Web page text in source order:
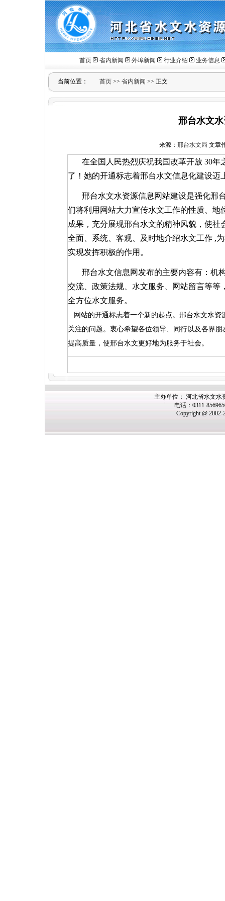
首页 省内新闻 外埠新闻 行业介绍 业务信息
当前位置： 首页 >> 省内新闻 >> 正文
邢台水文
来源： 邢台水文局 文章
在全国人民热烈庆祝我国改革开放 30年
了！她的开通标志着邢台水文信息化建设迈
邢台水文水资源信息网站建设是强化邢
们将利用网站大力宣传水文工作的性质、
成果，充分展现邢台水文的精神风貌，使
全面、系统、客观、及时地介绍水文工作 ,
实现发挥积极的作用。
邢台水文信息网发布的主要内容有：机
交流、政策法规、水文服务、网站留言等
全方位水文服务。
网站的开通标志着一个新的起点。邢台水文水
关注的问题。衷心希望各位领导、同行以及各界
提高质量，使邢台水文更好地为服务于社会。
主办单位： 河北省水文水
电话：0311-
Copyright @ 2002-